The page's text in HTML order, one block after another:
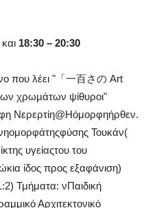
και 18:30 – 20:30